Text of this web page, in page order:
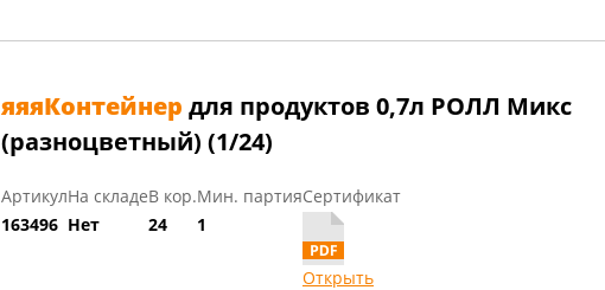
яяяКонтейнер для продуктов 0,7л РОЛЛ Микс
(разноцветный) (1/24)
Артикул
163496
На складе
Нет
В кор.
24
Мин. партия
1
Сертификат
Открыть